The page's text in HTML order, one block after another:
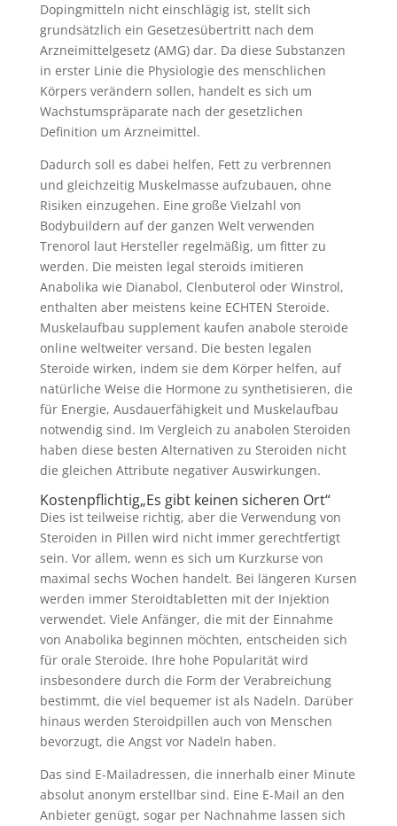
Dopingmitteln nicht einschlägig ist, stellt sich
grundsätzlich ein Gesetzesübertritt nach dem
Arzneimittelgesetz (AMG) dar. Da diese Substanzen
in erster Linie die Physiologie des menschlichen
Körpers verändern sollen, handelt es sich um
Wachstumspräparate nach der gesetzlichen
Definition um Arzneimittel.
Dadurch soll es dabei helfen, Fett zu verbrennen
und gleichzeitig Muskelmasse aufzubauen, ohne
Risiken einzugehen. Eine große Vielzahl von
Bodybuildern auf der ganzen Welt verwenden
Trenorol laut Hersteller regelmäßig, um fitter zu
werden. Die meisten legal steroids imitieren
Anabolika wie Dianabol, Clenbuterol oder Winstrol,
enthalten aber meistens keine ECHTEN Steroide.
Muskelaufbau supplement kaufen anabole steroide
online weltweiter versand. Die besten legalen
Steroide wirken, indem sie dem Körper helfen, auf
natürliche Weise die Hormone zu synthetisieren, die
für Energie, Ausdauerfähigkeit und Muskelaufbau
notwendig sind. Im Vergleich zu anabolen Steroiden
haben diese besten Alternativen zu Steroiden nicht
die gleichen Attribute negativer Auswirkungen.
Kostenpflichtig „Es gibt keinen sicheren Ort“
Dies ist teilweise richtig, aber die Verwendung von
Steroiden in Pillen wird nicht immer gerechtfertigt
sein. Vor allem, wenn es sich um Kurzkurse von
maximal sechs Wochen handelt. Bei längeren Kursen
werden immer Steroidtabletten mit der Injektion
verwendet. Viele Anfänger, die mit der Einnahme
von Anabolika beginnen möchten, entscheiden sich
für orale Steroide. Ihre hohe Popularität wird
insbesondere durch die Form der Verabreichung
bestimmt, die viel bequemer ist als Nadeln. Darüber
hinaus werden Steroidpillen auch von Menschen
bevorzugt, die Angst vor Nadeln haben.
Das sind E-Mailadressen, die innerhalb einer Minute
absolut anonym erstellbar sind. Eine E-Mail an den
Anbieter genügt, sogar per Nachnahme lassen sich